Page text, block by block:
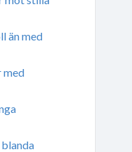
än med
med